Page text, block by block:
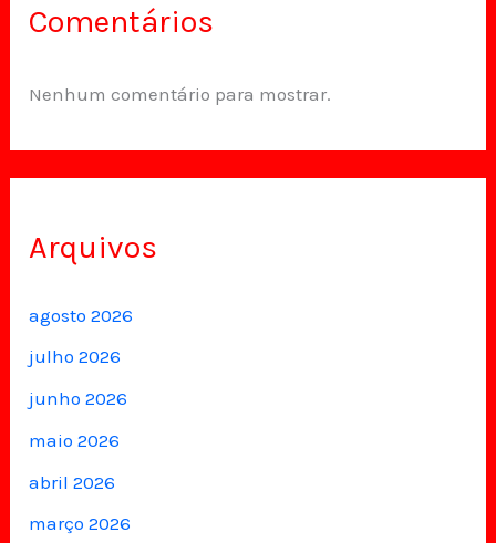
Comentários
Nenhum comentário para mostrar.
Arquivos
agosto 2026
julho 2026
junho 2026
maio 2026
abril 2026
março 2026